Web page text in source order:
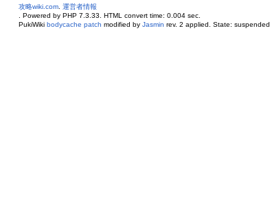
攻略wiki.com. 運営者情報
. Powered by PHP 7.3.33. HTML convert time: 0.004 sec.
PukiWiki bodycache patch modified by Jasmin rev. 2 applied. State: suspended.